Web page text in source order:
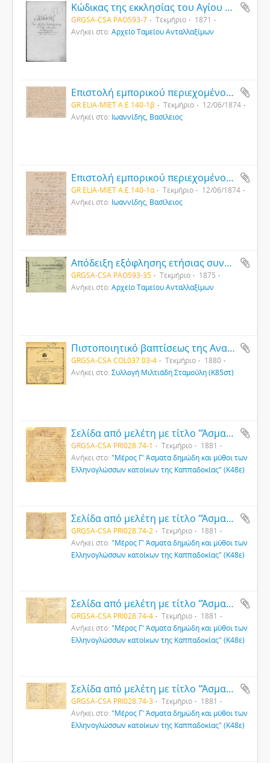
Κώδικας της εκκλησίας του Αγίου Στεφάνου Θεοδωρουπόλεως
GRGSA-CSA PAO593-7 Τεκμήριο
1871
Ανήκει στο: Αρχείο Ταμείου Ανταλλαξίμων
Επιστολή εμπορικού περιεχομένου από τη Μόσχα προς τον Β. Ιωαννίδη στην Κωνσταντινούπολη (2)
GR ELIA-MIET Α.Ε.140-1β Τεκμήριο
12/06/1874
Ανήκει στο: Ιωαννίδης, Βασίλειος
Επιστολή εμπορικού περιεχομένου από τη Μόσχα προς τον Β. Ιωαννίδη στην Κωνσταντινούπολη
GR ELIA-MIET Α.Ε.140-1α Τεκμήριο
12/06/1874
Ανήκει στο: Ιωαννίδης, Βασίλειος
Απόδειξη εξόφλησης ετήσιας συνδρομής της εν Κωνσταντινουπόλει Φιλεκπαιδευτικής Μακεδονικής Αδελφότητας
GRGSA-CSA PAO593-35 Τεκμήριο
1875
Ανήκει στο: Αρχείο Ταμείου Ανταλλαξίμων
Πιστοποιητικό βαπτίσεως της Αναστασίας Σταμούλη (Ιερά Μητρόπολη Σηλυβρίας)
GRGSA-CSA COL037.03-4 Τεκμήριο
1880
Ανήκει στο: Συλλογή Μιλτιάδη Σταμούλη (Κ85στ)
Σελίδα από μελέτη με τίτλο "Άσματα δημώδη και μύθοι των Ελληνογλώσσων κατοίκων της Καππαδοκίας" (1)
GRGSA-CSA PRI028.74-1 Τεκμήριο
1881
Ανήκει στο: "Μέρος Γ' Άσματα δημώδη και μύθοι των
Ελληνογλώσσων κατοίκων της Καππαδοκίας" (Κ48ε)
Σελίδα από μελέτη με τίτλο "Άσματα δημώδη και μύθοι των Ελληνογλώσσων κατοίκων της Καππαδοκίας" (2)
GRGSA-CSA PRI028.74-2 Τεκμήριο
1881
Ανήκει στο: "Μέρος Γ' Άσματα δημώδη και μύθοι των
Ελληνογλώσσων κατοίκων της Καππαδοκίας" (Κ48ε)
Σελίδα από μελέτη με τίτλο "Άσματα δημώδη και μύθοι των Ελληνογλώσσων κατοίκων της Καππαδοκίας" (4)
GRGSA-CSA PRI028.74-4 Τεκμήριο
1881
Ανήκει στο: "Μέρος Γ' Άσματα δημώδη και μύθοι των
Ελληνογλώσσων κατοίκων της Καππαδοκίας" (Κ48ε)
Σελίδα από μελέτη με τίτλο "Άσματα δημώδη και μύθοι των Ελληνογλώσσων κατοίκων της Καππαδοκίας" (3)
GRGSA-CSA PRI028.74-3 Τεκμήριο
1881
Ανήκει στο: "Μέρος Γ' Άσματα δημώδη και μύθοι των
Ελληνογλώσσων κατοίκων της Καππαδοκίας" (Κ48ε)